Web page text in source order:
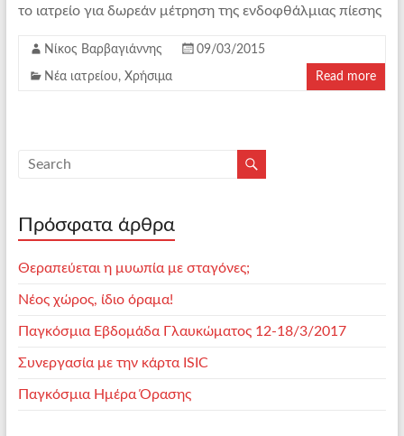
το ιατρείο για δωρεάν μέτρηση της ενδοφθάλμιας πίεσης
Νίκος Βαρβαγιάννης 09/03/2015
Νέα ιατρείου, Χρήσιμα Read more
Πρόσφατα άρθρα
Θεραπεύεται η μυωπία με σταγόνες;
Νέος χώρος, ίδιο όραμα!
Παγκόσμια Εβδομάδα Γλαυκώματος 12-18/3/2017
Συνεργασία με την κάρτα ISIC
Παγκόσμια Ημέρα Όρασης